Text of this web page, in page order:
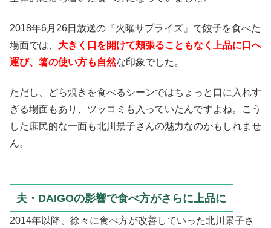
2018年6月26日放送の『火曜サプライズ』で餃子を食べた
場面では、 大きく口を開けて頬張ることもなく上品に口へ
運び、箸の使い方も自然な印象でした。
ただし、どら焼きを食べるシーンではちょっと口に入れす
ぎる場面もあり、ツッコミも入っていたんですよね。こう
した庶民的な一面も北川景子さんの魅力なのかもしれませ
ん。
夫・DAIGOの影響で食べ方がさらに上品に
2014年以降、徐々に食べ方が改善していった北川景子さ